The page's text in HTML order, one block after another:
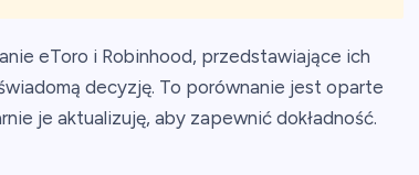
eToro i Robinhood, przedstawiające ich
decyzję. To porównanie jest oparte
je aktualizuję, aby zapewnić dokładność.